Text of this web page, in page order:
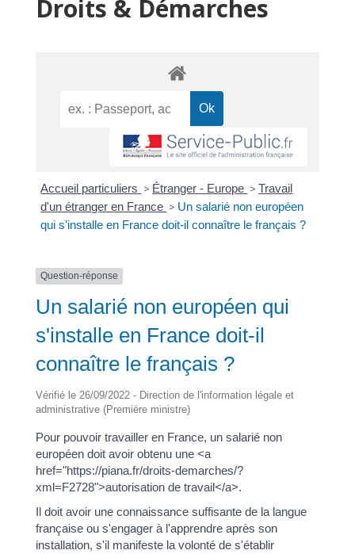
Droits & Démarches
Accueil particuliers > Étranger - Europe > Travail
d'un étranger en France > Un salarié non européen
qui s'installe en France doit-il connaître le français ?
Question-réponse
Un salarié non européen qui
s'installe en France doit-il
connaître le français ?
Vérifié le 26/09/2022 - Direction de l'information légale et
administrative (Première ministre)
Pour pouvoir travailler en France, un salarié non
européen doit avoir obtenu une <a
href="https://piana.fr/droits-demarches/?
xml=F2728">autorisation de travail</a>.
Il doit avoir une connaissance suffisante de la langue
française ou s'engager à l'apprendre après son
installation, s'il manifeste la volonté de s'établir